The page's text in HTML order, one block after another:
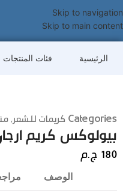
Skip to navigation
Skip to main content
الرئيسية فئات المنتجات
Categories كريمات للشعر,
بيولوكس كريم ارجان
180ج.م
الوصف